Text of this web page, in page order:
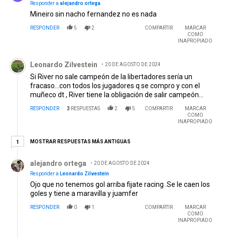
Responder a alejandro ortega
Mineiro sin nacho fernandez no es nada
RESPONDER 5 2 COMPARTIR
MARCAR
COMO
INAPROPIADO
Comentario de Leonardo Zilvestein.
Leonardo Zilvestein 20 DE AGOSTO DE 2024
Si River no sale campeón de la libertadores sería un
fracaso...con todos los jugadores q se compro y con el
muñeco dt , River tiene la obligación de salir campeón...
RESPONDER 3 RESPUESTAS 2 5 COMPARTIR
MARCAR
COMO
INAPROPIADO
11 respuesta más antiguas
MOSTRAR RESPUESTAS MÁS ANTIGUAS
alejandro ortega
20 DE AGOSTO DE 2024
Responder a Leonardo Zilvestein
Ojo que no tenemos gol arriba fijate racing .Se le caen los
goles y tiene a maravilla y juamfer
RESPONDER 0 1 COMPARTIR
MARCAR
COMO
INAPROPIADO